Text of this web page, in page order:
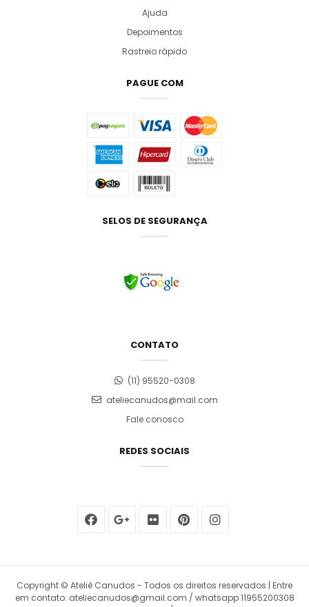
Ajuda
Depoimentos
Rastreio rápido
PAGUE COM
SELOS DE SEGURANÇA
CONTATO
(11) 95520-0308
ateliecanudos@mail.com
Fale conosco
REDES SOCIAIS
Copyright © Ateliê Canudos - Todos os direitos reservados | Entre
em contato: ateliecanudos@gmail.com / whatsapp 11955200308